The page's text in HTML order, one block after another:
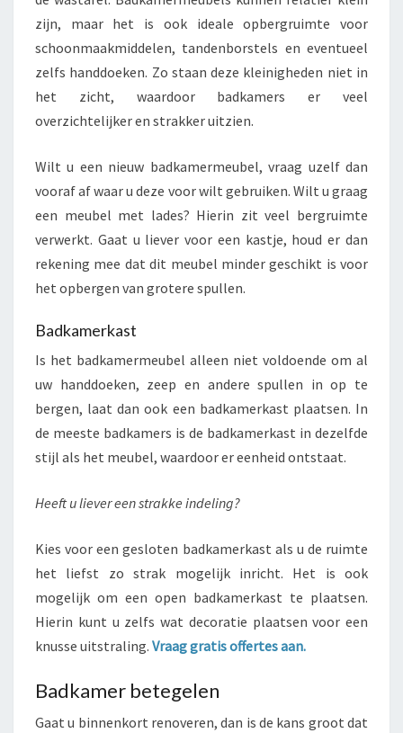
zijn, maar het is ook ideale opbergruimte voor
schoonmaakmiddelen, tandenborstels en eventueel
zelfs handdoeken. Zo staan deze kleinigheden niet in
het zicht, waardoor badkamers er veel
overzichtelijker en strakker uitzien.
Wilt u een nieuw badkamermeubel, vraag uzelf dan
vooraf af waar u deze voor wilt gebruiken. Wilt u graag
een meubel met lades? Hierin zit veel bergruimte
verwerkt. Gaat u liever voor een kastje, houd er dan
rekening mee dat dit meubel minder geschikt is voor
het opbergen van grotere spullen.
Badkamerkast
Is het badkamermeubel alleen niet voldoende om al
uw handdoeken, zeep en andere spullen in op te
bergen, laat dan ook een badkamerkast plaatsen. In
de meeste badkamers is de badkamerkast in dezelfde
stijl als het meubel, waardoor er eenheid ontstaat.
Heeft u liever een strakke indeling?
Kies voor een gesloten badkamerkast als u de ruimte
het liefst zo strak mogelijk inricht. Het is ook
mogelijk om een open badkamerkast te plaatsen.
Hierin kunt u zelfs wat decoratie plaatsen voor een
knusse uitstraling. Vraag gratis offertes aan.
Badkamer betegelen
Gaat u binnenkort renoveren, dan is de kans groot dat